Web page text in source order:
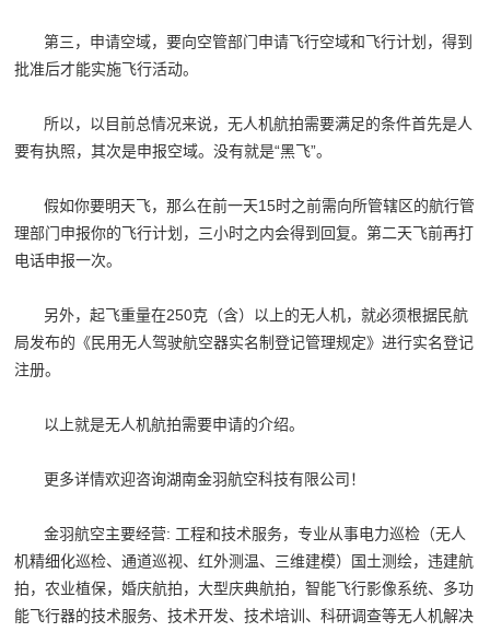
第三，申请空域，要向空管部门申请飞行空域和飞行计划，得到
批准后才能实施飞行活动。
所以，以目前总情况来说，无人机航拍需要满足的条件首先是人
要有执照，其次是申报空域。没有就是“黑飞”。
假如你要明天飞，那么在前一天15时之前需向所管辖区的航行管
理部门申报你的飞行计划，三小时之内会得到回复。第二天飞前再打
电话申报一次。
另外，起飞重量在250克（含）以上的无人机，就必须根据民航
局发布的《民用无人驾驶航空器实名制登记管理规定》进行实名登记
注册。
以上就是无人机航拍需要申请的介绍。
更多详情欢迎咨询湖南金羽航空科技有限公司！
金羽航空主要经营: 工程和技术服务，专业从事电力巡检（无人
机精细化巡检、通道巡视、红外测温、三维建模）国土测绘，违建航
拍，农业植保，婚庆航拍，大型庆典航拍，智能飞行影像系统、多功
能飞行器的技术服务、技术开发、技术培训、科研调查等无人机解决